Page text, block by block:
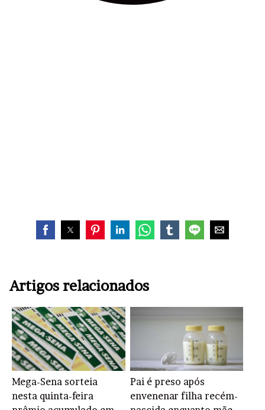
Artigos relacionados
Mega-Sena sorteia
nesta quinta-feira
Pai é preso após
envenenar filha recém-